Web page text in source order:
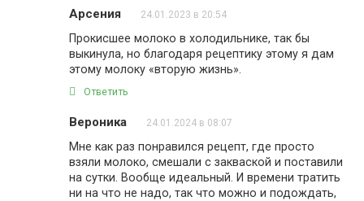
Арсения 24.01.2023 в 20:54
Прокисшее молоко в холодильнике, так бы
выкинула, но благодаря рецептику этому я дам
этому молоку «вторую жизнь».
Ответить
Вероника 24.01.2024 в 08:07
Мне как раз понравился рецепт, где просто
взяли молоко, смешали с закваской и поставили
на сутки. Вообще идеальный. И времени тратить
ни на что не надо, так что можно и подождать,